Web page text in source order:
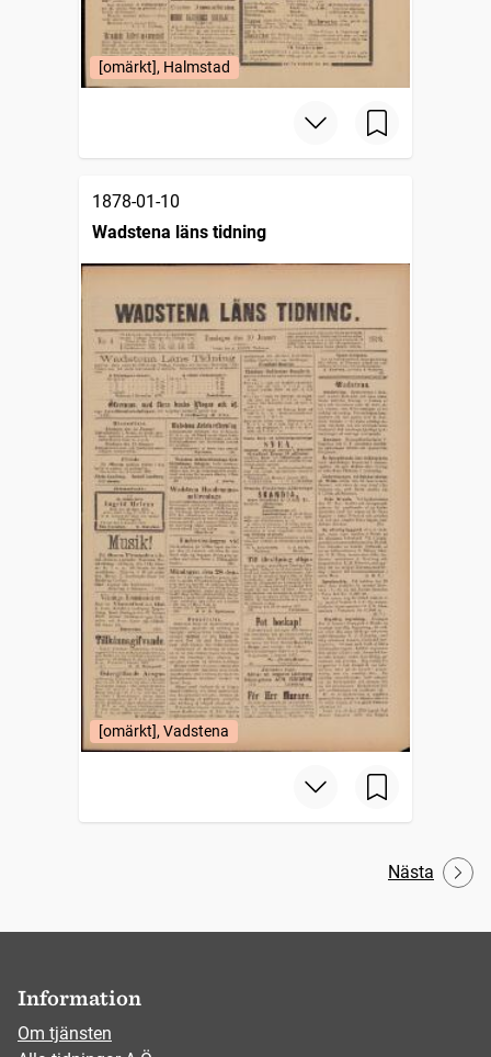
[omärkt], Halmstad
1878-01-10
Wadstena läns tidning
[omärkt], Vadstena
Nästa
Information
Om tjänsten